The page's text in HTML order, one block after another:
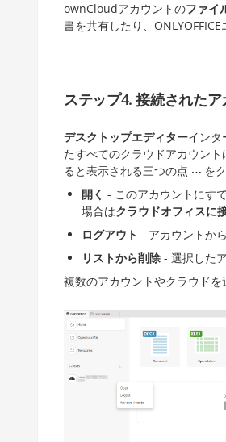
ownCloudアカウントのファイ
書を共有したり、
ステップ4. 接続された
デスクトップエディターインタ
たすべてのクラウドアカウン
ると表示される三つの点
を
開く - このアカウントにす
場合はクラウドオフィスに
ログアウト - アカウントか
リストから削除 - 選択した
複数のアカウントやクラウド